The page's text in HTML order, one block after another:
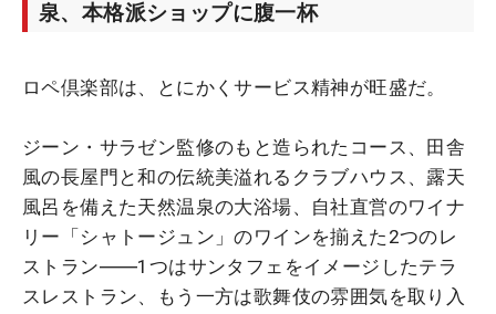
泉、本格派ショップに腹一杯
ロペ倶楽部は、とにかくサービス精神が旺盛だ。
ジーン・サラゼン監修のもと造られたコース、田舎
風の長屋門と和の伝統美溢れるクラブハウス、露天
風呂を備えた天然温泉の大浴場、自社直営のワイナ
リー「シャトージュン」のワインを揃えた2つのレ
ストラン――1つはサンタフェをイメージしたテラ
スレストラン、もう一方は歌舞伎の雰囲気を取り入